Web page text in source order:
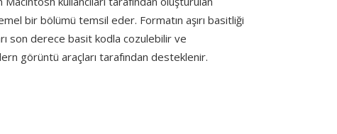
bir bölümü temsil eder. Formatın aşırı basitliği
son derece basit kodla cozulebilir ve
görüntü araçları tarafından desteklenir.